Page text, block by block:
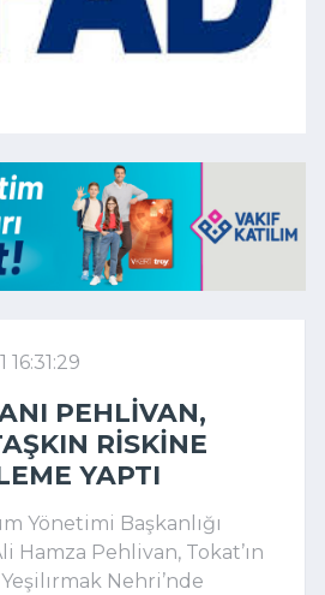
PEHLIVAN,
RISKINE
YAPTI
Yönetimi Başkanlığı
Hamza Pehlivan, Tokat’ın
Nehri’nde